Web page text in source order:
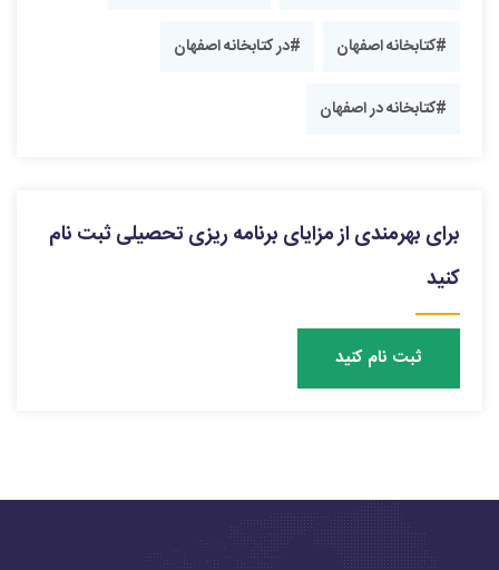
#کتابخانه اصفهان #در کتابخانه اصفهان
#کتابخانه در اصفهان
برای بهرمندی از مزایای برنامه ریزی تحصیلی ثبت نام
کنید
ثبت نام کنید